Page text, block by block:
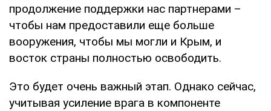
продолжение поддержки нас партнерами –
чтобы нам предоставили еще больше
вооружения, чтобы мы могли и Крым, и
восток страны полностью освободить.
Это будет очень важный этап. Однако сейчас,
учитывая усиление врага в компоненте